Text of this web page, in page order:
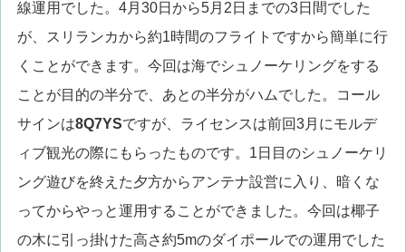
線運用でした。4月30日から5月2日までの3日間でした
が、スリランカから約1時間のフライトですから簡単に行
くことができます。今回は海でシュノーケリングをする
ことが目的の半分で、あとの半分がハムでした。コール
サインは8Q7YSですが、ライセンスは前回3月にモルデ
ィブ観光の際にもらったものです。1日目のシュノーケリ
ング遊びを終えた夕方からアンテナ設営に入り、暗くな
ってからやっと運用することができました。今回は椰子
の木に引っ掛けた高さ約5mのダイポールでの運用でした